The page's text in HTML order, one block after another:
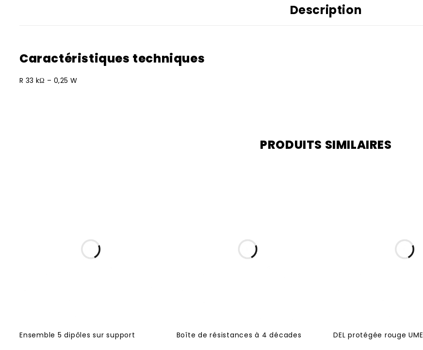
Description
Caractéristiques techniques
R 33 kΩ – 0,25 W
PRODUITS SIMILAIRES
Ensemble 5 dipôles sur support Boîte de résistances à 4 décades DEL protégée rouge UME